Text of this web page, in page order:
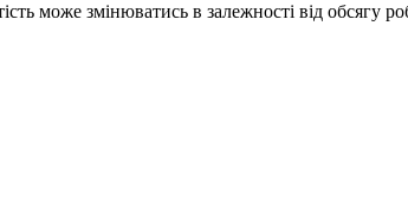
може змінюватись в залежності від обсягу